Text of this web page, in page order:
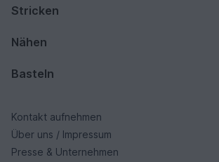
Stricken
Nähen
Basteln
Kontakt aufnehmen
Über uns / Impressum
Presse & Unternehmen